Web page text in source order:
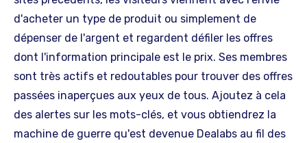
d'acheter un type de produit ou simplement de
dépenser de l'argent et regardent défiler les offres
dont l'information principale est le prix. Ses membres
sont très actifs et redoutables pour trouver des offres
passées inaperçues aux yeux de tous. Ajoutez à cela
des alertes sur les mots-clés, et vous obtiendrez la
machine de guerre qu'est devenue Dealabs au fil des